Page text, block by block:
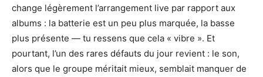
change légèrement l’arrangement live par rapport aux
albums : la batterie est un peu plus marquée, la basse
plus présente — tu ressens que cela « vibre ». Et
pourtant, l’un des rares défauts du jour revient : le son,
alors que le groupe méritait mieux, semblait manquer de